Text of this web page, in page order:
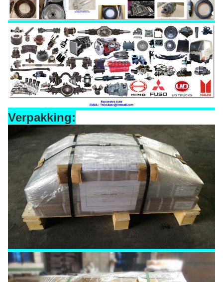
Verpakking: